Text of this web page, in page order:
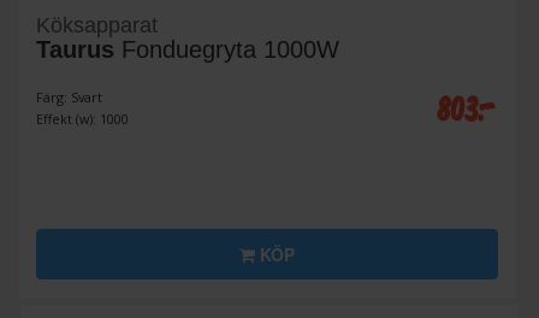
Köksapparat
Taurus Fonduegryta 1000W
Färg: Svart
Effekt (w): 1000
803:-
KÖP